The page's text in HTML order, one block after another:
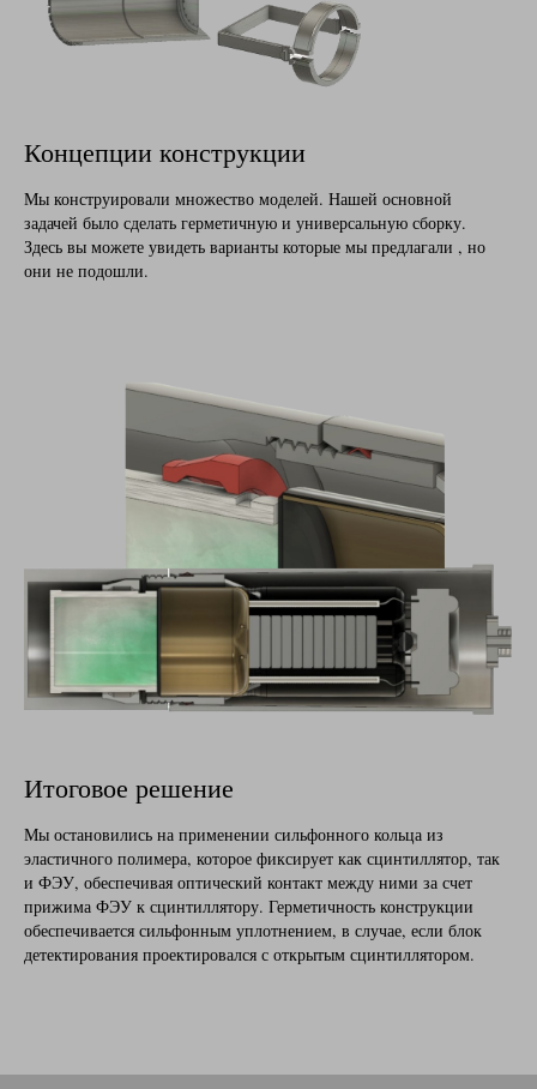
Концепции конструкции
Мы конструировали множество моделей. Нашей основной
задачей было сделать герметичную и универсальную сборку.
Здесь вы можете увидеть варианты которые мы предлагали , но
они не подошли.
Итоговое решение
Мы остановились на применении сильфонного кольца из
эластичного полимера, которое фиксирует как сцинтиллятор, так
и ФЭУ, обеспечивая оптический контакт между ними за счет
прижима ФЭУ к сцинтиллятору. Герметичность конструкции
обеспечивается сильфонным уплотнением, в случае, если блок
детектирования проектировался с открытым сцинтиллятором.